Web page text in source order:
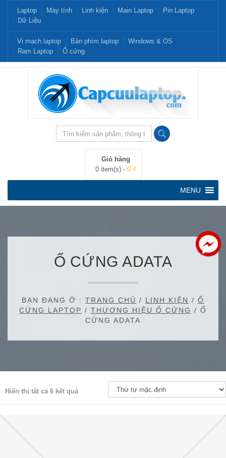
Laptop Máy tính Linh kiện Main Laptop
Pin Laptop
Dữ Liệu
Vi mạch laptop Bàn phím laptop
Windows & OS
Ram Laptop
Ổ cứng
Giỏ hàng
0 item(s) - 0 ₫
Ổ CỨNG ADATA
BẠN ĐANG Ở : TRANG CHỦ / LINH KIỆN / Ổ
CỨNG LAPTOP / THƯƠNG HIỆU Ổ CỨNG / Ổ
CỨNG ADATA
Hiển thị tất cả 6 kết quả